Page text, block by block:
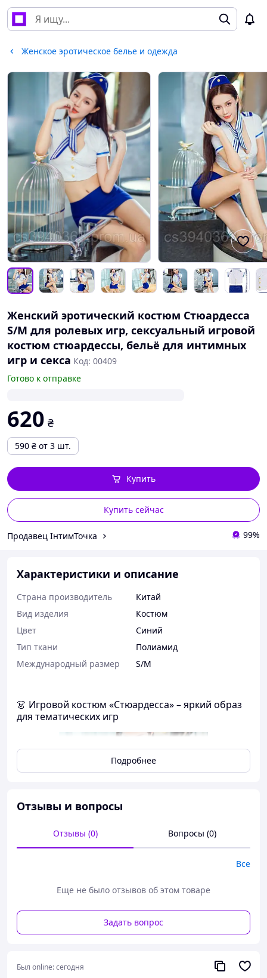
Женское эротическое белье и одежда
Женский эротический костюм Стюардесса
S/M для ролевых игр, сексуальный игровой
костюм стюардессы, бельё для интимных
игр и секса Код: 00409
Готово к отправке
620 ₴
590 ₴ от 3 шт.
Купить сейчас
Купить
Продавец ІнтимТочка 99%
Характеристики и описание
Страна производитель
Китай
Вид изделия
Костюм
Цвет
Синий
Тип ткани
Полиамид
Международный размер
S/M
👗 Игровой костюм «Стюардесса» – яркий образ
для тематических игр
ролевой костюм стюардессысоздан для тех,
эффектный образ. Стильное сочетание
синей мини-юбки
напоминает форму
Костюм хорошо подчеркивает фигуру благодаря
облегающему крою и эластичному материалу. Все
Подробнее
Отзывы и вопросы
Отзывы (0) Вопросы (0)
Все
Еще не было отзывов об этом товаре
Задать вопрос
Был online:сегодня